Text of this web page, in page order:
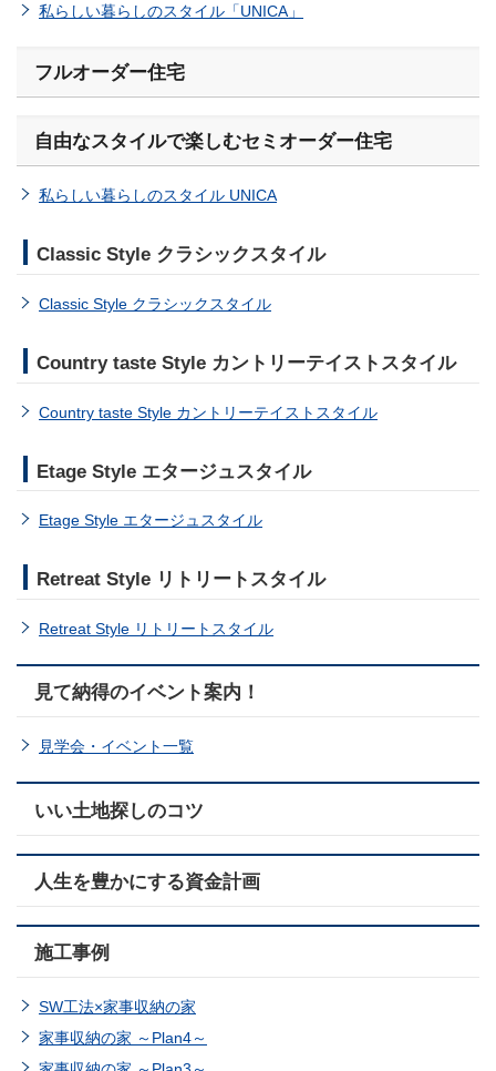
私らしい暮らしのスタイル「UNICA」
フルオーダー住宅
自由なスタイルで楽しむセミオーダー住宅
私らしい暮らしのスタイル UNICA
Classic Style クラシックスタイル
Classic Style クラシックスタイル
Country taste Style カントリーテイストスタイル
Country taste Style カントリーテイストスタイル
Etage Style エタージュスタイル
Etage Style エタージュスタイル
Retreat Style リトリートスタイル
Retreat Style リトリートスタイル
見て納得のイベント案内！
見学会・イベント一覧
いい土地探しのコツ
人生を豊かにする資金計画
施工事例
SW工法×家事収納の家
家事収納の家 ～Plan4～